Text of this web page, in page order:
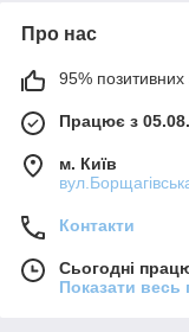
Про нас
95% позитивних
Працює з
м. Київ
Контакти
Сьогодні
Показати весь